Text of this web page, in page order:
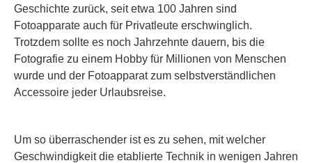
Geschichte zurück, seit etwa 100 Jahren sind
Fotoapparate auch für Privatleute erschwinglich.
Trotzdem sollte es noch Jahrzehnte dauern, bis die
Fotografie zu einem Hobby für Millionen von Menschen
wurde und der Fotoapparat zum selbstverständlichen
Accessoire jeder Urlaubsreise.
Um so überraschender ist es zu sehen, mit welcher
Geschwindigkeit die etablierte Technik in wenigen Jahren